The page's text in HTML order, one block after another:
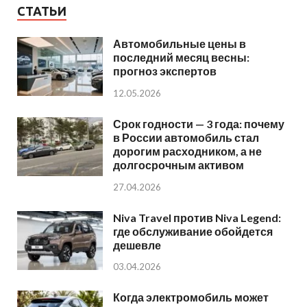
СТАТЬИ
Автомобильные цены в
последний месяц весны:
прогноз экспертов
12.05.2026
Срок годности — 3 года: почему
в России автомобиль стал
дорогим расходником, а не
долгосрочным активом
27.04.2026
Niva Travel против Niva Legend:
где обслуживание обойдется
дешевле
03.04.2026
Когда электромобиль может